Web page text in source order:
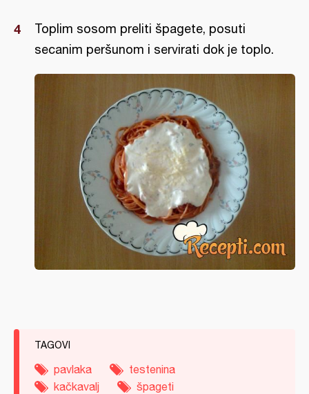
Toplim sosom preliti špagete, posuti
secanim peršunom i servirati dok je toplo.
TAGOVI
pavlaka
testenina
kačkavalj
špageti